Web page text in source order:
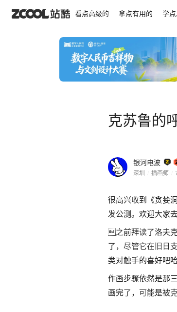
看点高级的 拿点有用的 学
克苏鲁的
银河电波
深圳 插画师
克苏鲁的呼唤
很高兴收到《贪婪
发公测。欢迎大家去
之前拜读了洛夫
了，尽管它在旧日
类对触手的喜好吧
作画步骤依然是那
画完了，可能是被